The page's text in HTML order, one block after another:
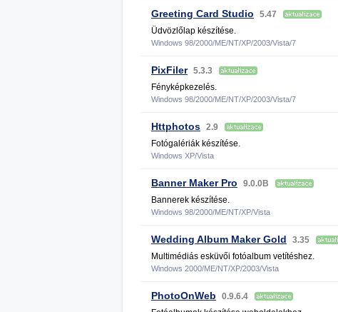
Greeting Card Studio
5.47
Üdvözlőlap készítése.
Windows 98/2000/ME/NT/XP/2003/Vista/7
PixFiler 5.3.3
Fényképkezelés.
Windows 98/2000/ME/NT/XP/2003/Vista/7
Httphotos 2.9
Fotógalériák készítése.
Windows XP/Vista
Banner Maker Pro
9.0.0B
Bannerek készítése.
Windows 98/2000/ME/NT/XP/Vista
Wedding Album Maker Gold
3.35
Multimédiás esküvői fotóalbum vetítéshez.
Windows 2000/ME/NT/XP/2003/Vista
PhotoOnWeb
0.9.6.4